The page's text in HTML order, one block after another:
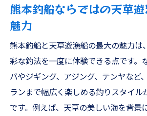
体験
タイラバやジギング初心者も安心
初心者も安心のタイラバ釣
ジギング初体験でも楽しめ
力
アジングやテンヤで初心者
充実
熊本釣船ならではの天草
魅力
熊本釣船と天草遊漁船の最大の魅力は
彩な釣法を一度に体験できる点です。
バやジギング、アジング、テンヤなど
ランまで幅広く楽しめる釣りスタイル
です。例えば、天草の美しい海を背景